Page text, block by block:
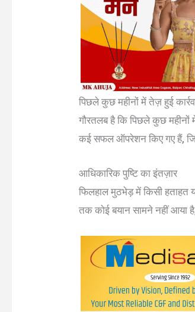
पिछले कुछ महीनों में तेज़ हुई
गौरतलब है कि पिछले कुछ महीनों
कई सफल ऑपरेशन किए गए हैं,
आधिकारिक पुष्टि का इंतज़ार
फिलहाल मुठभेड़ में किसी हताहत
तक कोई बयान सामने नहीं आया